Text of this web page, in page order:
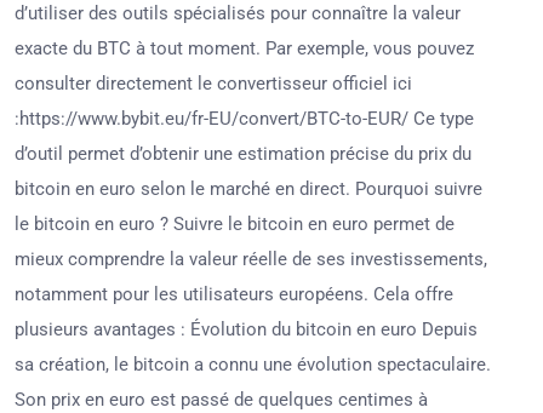
d’utiliser des outils spécialisés pour connaître la valeur
exacte du BTC à tout moment. Par exemple, vous pouvez
consulter directement le convertisseur officiel ici
:https://www.bybit.eu/fr-EU/convert/BTC-to-EUR/ Ce type
d’outil permet d’obtenir une estimation précise du prix du
bitcoin en euro selon le marché en direct. Pourquoi suivre
le bitcoin en euro ? Suivre le bitcoin en euro permet de
mieux comprendre la valeur réelle de ses investissements,
notamment pour les utilisateurs européens. Cela offre
plusieurs avantages : Évolution du bitcoin en euro Depuis
sa création, le bitcoin a connu une évolution spectaculaire.
Son prix en euro est passé de quelques centimes à